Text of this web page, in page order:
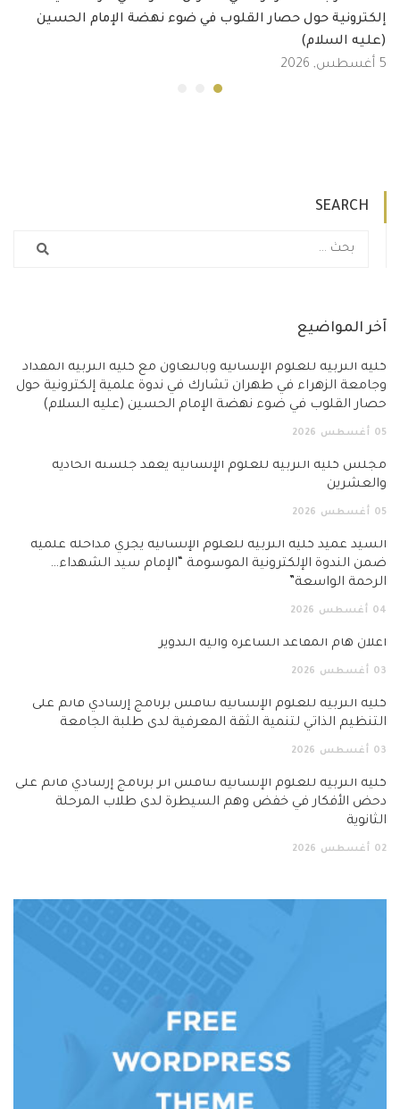
إلكترونية حول حصار القلوب في ضوء نهضة الإمام الحسين
(عليه السلام)
5 أغسطس, 2026
SEARCH
آخر المواضيع
كلية التربية للعلوم الإنسانية وبالتعاون مع كلية التربية المقداد
وجامعة الزهراء في طهران تشارك في ندوة علمية إلكترونية حول
حصار القلوب في ضوء نهضة الإمام الحسين (عليه السلام)
05 أغسطس 2026
مجلس كلية التربية للعلوم الإنسانية يعقد جلسته الحادية
والعشرين
05 أغسطس 2026
السيد عميد كلية التربية للعلوم الإنسانية يجري مداخلة علمية
ضمن الندوة الإلكترونية الموسومة “الإمام سيد الشهداء…
الرحمة الواسعة”
04 أغسطس 2026
اعلان هام المقاعد الشاغرة وآلية التدوير
03 أغسطس 2026
كلية التربية للعلوم الإنسانية تناقش برنامج إرشادي قائم على
التنظيم الذاتي لتنمية الثقة المعرفية لدى طلبة الجامعة
03 أغسطس 2026
كلية التربية للعلوم الإنسانية تناقش أثر برنامج إرشادي قائم على
دحض الأفكار في خفض وهم السيطرة لدى طلاب المرحلة
الثانوية
02 أغسطس 2026